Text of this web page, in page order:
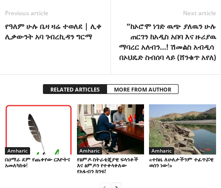
Previous article
የዓለም ሁሉ ቤዛ ዛሬ ተወለደ | ሊቀ
ሊቃውንት አባ ገብረኪዳን ግርማ
Next article
“ከኦሮሞ ነገድ ዉጭ ያለዉን ሁሉ
ጠርገን ከአዲስ አበባ እና ዙሪያዉ
ማባረር አለብን…! ሽመልስ አብዲሳ
በኦህዴድ ስብሰባ ላይ (ሸንቁጥ አየለ)
RELATED ARTICLES MORE FROM AUTHOR
Amharic
በዐማራ ደም የጨቀየው ርእዮትና
አመለካከቱ!
Amharic
የፅምዶ ስትራቴጂያዊ ፍላጎቶች
እና ፅምዶን የተቀላቀለው
የአፋብን ክንፍ!
Amharic
«ተከዜ ለሁለታችንም ተፈጥሯዊ
ወሰን ነው!»